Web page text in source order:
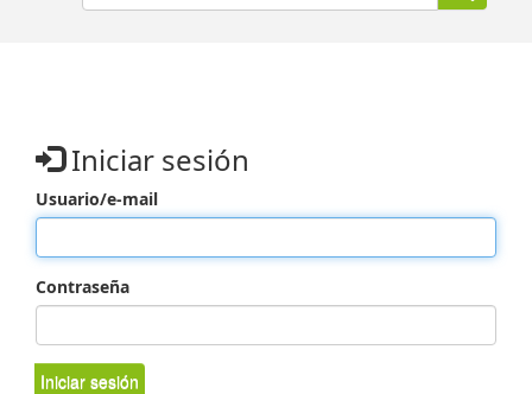
Iniciar sesión
Usuario/e-mail
Contraseña
Iniciar sesión